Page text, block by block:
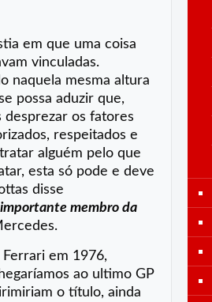
em que uma coisa
vinculadas.
naquela mesma altura
possa aduzir que,
desprezar os fatores
respeitados e
alguém pelo que
esta só pode e deve
disse
membro da
em 1976,
ao ultimo GP
o título, ainda